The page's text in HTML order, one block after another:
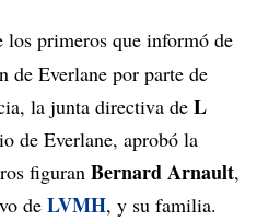
los primeros que informó de
de Everlane por parte de
la junta directiva de L
de Everlane, aprobó la
figuran Bernard Arnault,
de LVMH, y su familia.